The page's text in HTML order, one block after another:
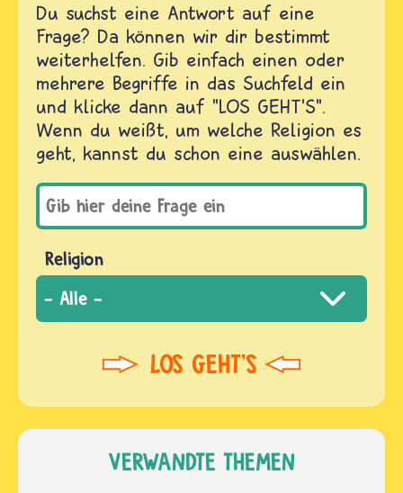
Du suchst eine Antwort auf eine
Frage? Da können wir dir bestimmt
weiterhelfen. Gib einfach einen oder
mehrere Begriffe in das Suchfeld ein
und klicke dann auf "LOS GEHT'S".
Wenn du weißt, um welche Religion es
geht, kannst du schon eine auswählen.
Religion
VERWANDTE THEMEN